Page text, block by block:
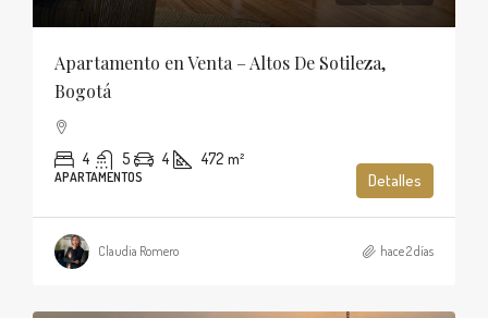
Apartamento en Venta – Altos De Sotileza,
Bogotá
4 5 4 472 m²
APARTAMENTOS Detalles
Claudia Romero hace 2 días